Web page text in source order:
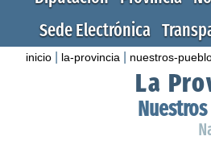
Sede Electrónica
inicio la-provincia nuestros-
La